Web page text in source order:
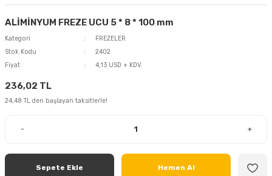
ALİMİNYUM FREZE UCU 5 * 8 * 100 mm
Kategori
FREZELER
Stok Kodu
2402
Fiyat
4,13 USD + KDV
236,02 TL
24,48 TL den başlayan taksitlerle!
- +
Sepete Ekle Hemen Al